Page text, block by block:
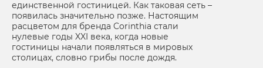
единственной гостиницей. Как таковая сеть –
появилась значительно позже. Настоящим
расцветом для бренда Corinthia стали
нулевые годы XXI века, когда новые
гостиницы начали появляться в мировых
столицах, словно грибы после дождя.